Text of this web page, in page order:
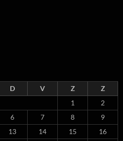
D V Z
Z
1
2
6 7 8
9
13 14 15
16